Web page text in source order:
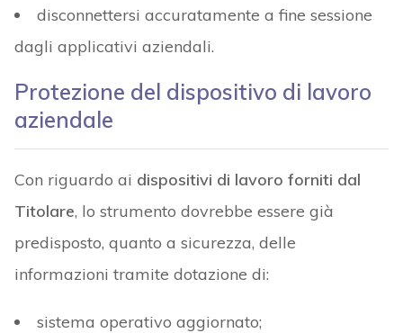
disconnettersi accuratamente a fine sessione
dagli applicativi aziendali.
Protezione del dispositivo di lavoro
aziendale
Con riguardo ai dispositivi di lavoro forniti dal
Titolare, lo strumento dovrebbe essere già
predisposto, quanto a sicurezza, delle
informazioni tramite dotazione di:
sistema operativo aggiornato;